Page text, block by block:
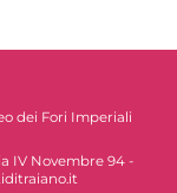
dei Fori Imperiali
IV Novembre 94 -